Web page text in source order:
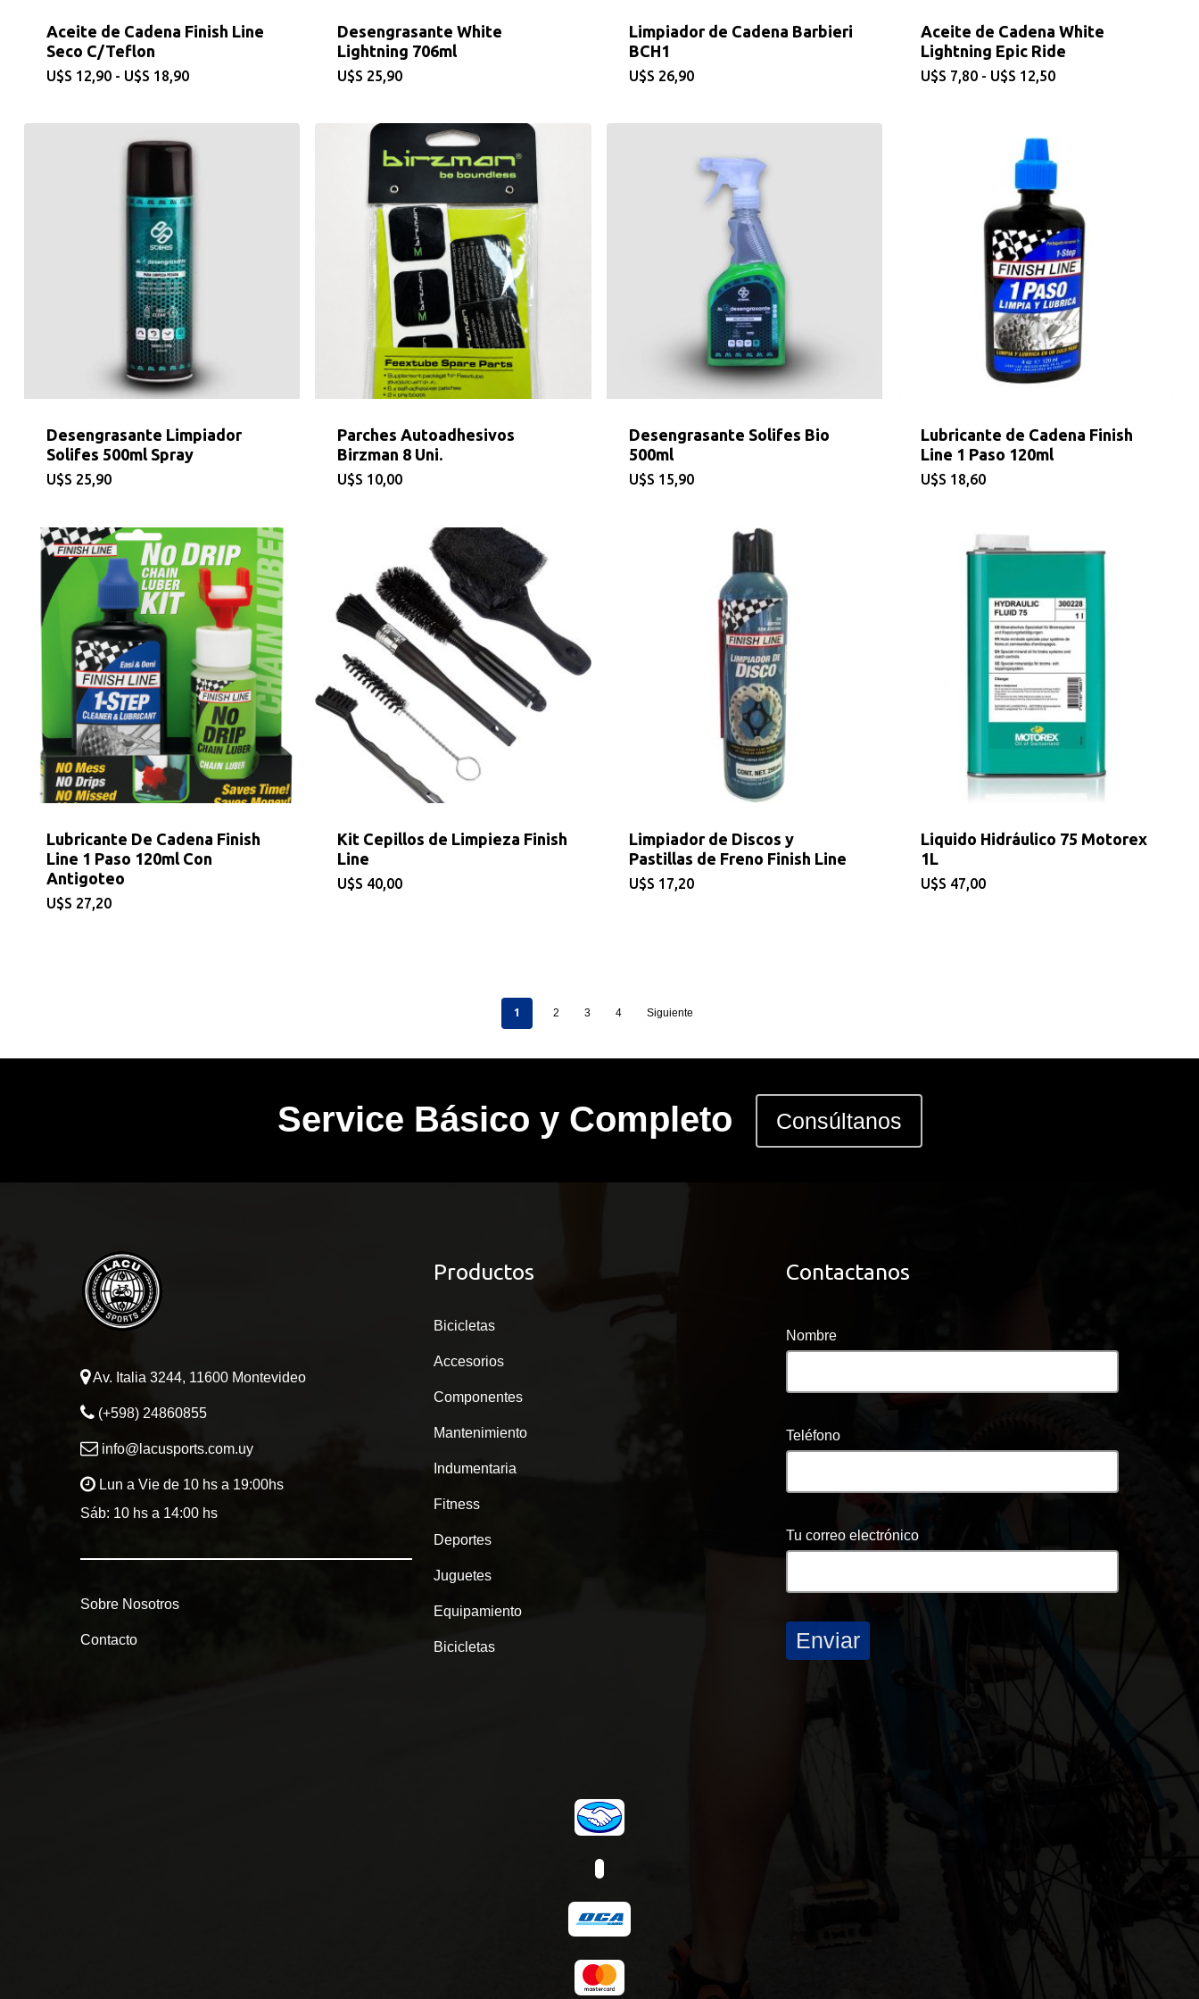
Aceite de Cadena Finish Line
Seco C/Teflon
$ 12,90 - $ 18,90Rango
hasta
Desengrasante White
Lightning 706ml
$ 25,90
Limpiador de Cadena Barbieri
BCH1
$ 26,90
Aceite de Cadena White
Lightning Epic Ride
$ 7,80 - $ 12,50Rango
$12,50
Desengrasante Limpiador
Solifes 500ml Spray
$ 25,90
Parches Autoadhesivos
Birzman 8 Uni.
$ 10,00
Desengrasante Solifes Bio
500ml
$ 15,90
Lubricante de Cadena Finish
Line 1 Paso 120ml
$ 18,60
Lubricante De Cadena Finish
Line 1 Paso 120ml Con
Antigoteo
$ 27,20
Kit Cepillos de Limpieza Finish
Line
$ 40,00
Limpiador de Discos y
Pastillas de Freno Finish Line
$ 17,20
Liquido Hidráulico 75 Motorex
1L
$ 47,00
1 2 3 4 Siguiente
Service Básico y Completo Consúltanos
Av. Italia 3244, 11600 Montevideo
(+598) 24860855
info@lacusports.com.uy
Lun a Vie de 10 hs a 19:00hs
Sáb: 10 hs a 14:00 hs
Sobre Nosotros
Contacto
Productos
Bicicletas
Accesorios
Componentes
Mantenimiento
Indumentaria
Fitness
Deportes
Juguetes
Equipamiento
Bicicletas
Contactanos
Nombre
Teléfono
Tu correo electrónico